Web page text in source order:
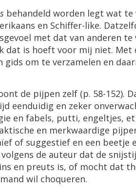
behandeld worden legt wat te
en Schiffer-like.
met dat van anderen te
dat is hoeft voor mij niet. Met
gids om te verzamelen en
de pijpen zelf (p. 58-152).
eenduidig en zeker
en fabels, putti, engeltjes, et
en merkwaardige
ïef of suggestief en een beetje
volgens de auteur dat de
en preuts is, of mocht dat
wil choqueren.